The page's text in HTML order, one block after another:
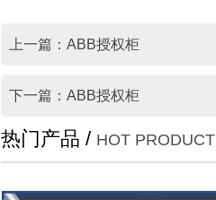
上一篇：ABB授权柜
下一篇：ABB授权柜
热门产品 / HOT PRODUCT